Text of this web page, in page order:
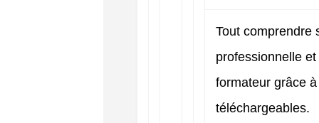
Tout comprendre
professionnelle
formateur grâce
téléchargeables.